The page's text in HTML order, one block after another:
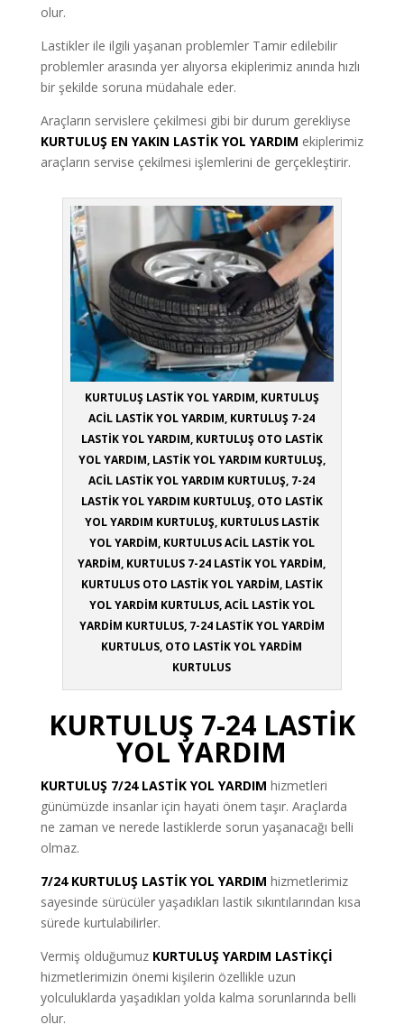
olur.
Lastikler ile ilgili yaşanan problemler Tamir edilebilir
problemler arasında yer alıyorsa ekiplerimiz anında hızlı
bir şekilde soruna müdahale eder.
Araçların servislere çekilmesi gibi bir durum gerekliyse
KURTULUŞ EN YAKIN LASTİK YOL YARDIM ekiplerimiz
araçların servise çekilmesi işlemlerini de gerçekleştirir.
KURTULUŞ LASTİK YOL YARDIM, KURTULUŞ
ACİL LASTİK YOL YARDIM, KURTULUŞ 7-24
LASTİK YOL YARDIM, KURTULUŞ OTO LASTİK
YOL YARDIM, LASTİK YOL YARDIM KURTULUŞ,
ACİL LASTİK YOL YARDIM KURTULUŞ, 7-24
LASTİK YOL YARDIM KURTULUŞ, OTO LASTİK
YOL YARDIM KURTULUŞ, KURTULUS LASTİK
YOL YARDİM, KURTULUS ACİL LASTİK YOL
YARDİM, KURTULUS 7-24 LASTİK YOL YARDİM,
KURTULUS OTO LASTİK YOL YARDİM, LASTİK
YOL YARDİM KURTULUS, ACİL LASTİK YOL
YARDİM KURTULUS, 7-24 LASTİK YOL YARDİM
KURTULUS, OTO LASTİK YOL YARDİM
KURTULUS
KURTULUŞ 7-24 LASTİK
YOL YARDIM
KURTULUŞ 7/24 LASTİK YOL YARDIM hizmetleri
günümüzde insanlar için hayati önem taşır. Araçlarda
ne zaman ve nerede lastiklerde sorun yaşanacağı belli
olmaz.
7/24 KURTULUŞ LASTİK YOL YARDIM hizmetlerimiz
sayesinde sürücüler yaşadıkları lastik sıkıntılarından kısa
sürede kurtulabilirler.
Vermiş olduğumuz KURTULUŞ YARDIM LASTİKÇİ
hizmetlerimizin önemi kişilerin özellikle uzun
yolculuklarda yaşadıkları yolda kalma sorunlarında belli
olur.